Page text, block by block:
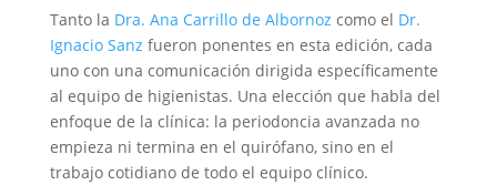
Tanto la Dra. Ana Carrillo de Albornoz como el Dr.
Ignacio Sanz fueron ponentes en esta edición, cada
uno con una comunicación dirigida específicamente
al equipo de higienistas. Una elección que habla del
enfoque de la clínica: la periodoncia avanzada no
empieza ni termina en el quirófano, sino en el
trabajo cotidiano de todo el equipo clínico.